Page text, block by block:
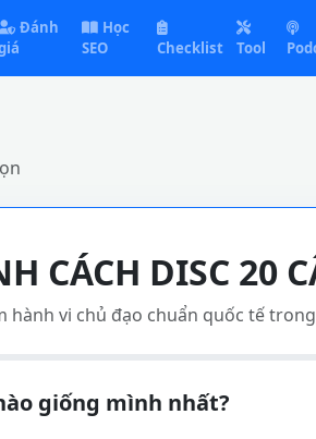
Đánh
Học
SEO
Checklist Tool
CÁCH DISC 20
hành vi chủ đạo chuẩn quốc tế
giống mình nhất?